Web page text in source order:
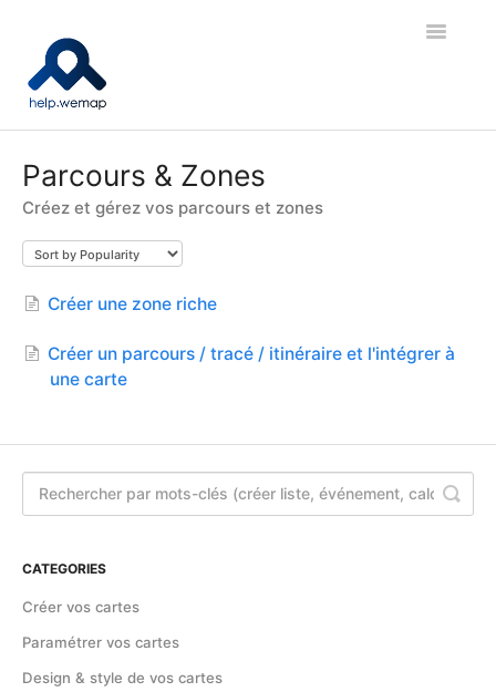
Toggle
🗺️ Cartes et contenus
🧭 Navigation et Réalité Augmentée
🧩 Intégration
🎓 Wemap Academy
Parcours & Zones
Créez et gérez vos parcours et zones
Créer une zone riche
Créer un parcours / tracé / itinéraire et l'intégrer à
une carte
CATEGORIES
Créer vos cartes
Paramétrer vos cartes
Design & style de vos cartes